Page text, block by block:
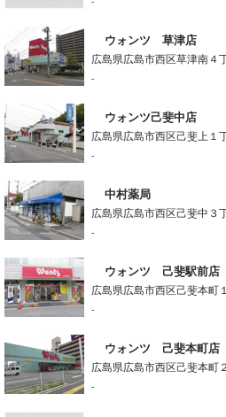
ウォンツ 草津店
広島県広島市西区草津南４
-
ウォンツ己斐中店
広島県広島市西区己斐上１
-
中村薬局
広島県広島市西区己斐中３
-
ウォンツ 己斐駅前店
広島県広島市西区己斐本町
-
ウォンツ 己斐本町店
広島県広島市西区己斐本町
-